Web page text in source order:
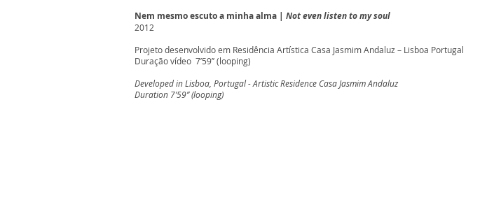
Nem mesmo escuto a minha alma | Not even listen to my soul
2012
Projeto desenvolvido em Residência Artística Casa Jasmim Andaluz – Lisboa Portugal
Duração vídeo 7’59’’ (looping)
Developed in Lisboa, Portugal - Artistic Residence Casa Jasmim Andaluz
Duration 7’59’’ (looping)